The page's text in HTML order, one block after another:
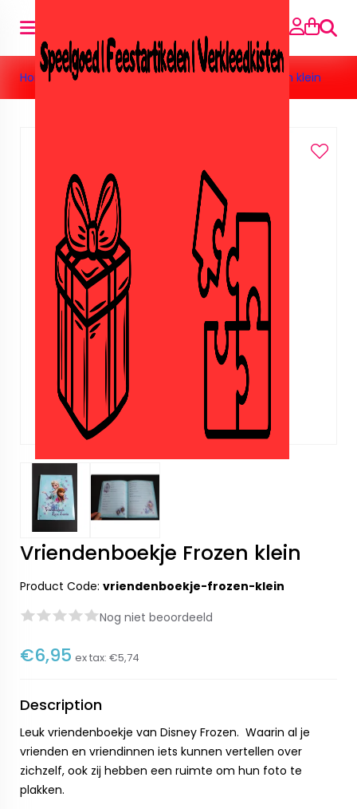
Search
Home » Vriendenboekjes» Vriendenboekje Frozen klein
Vriendenboekje Frozen klein
Product Code: vriendenboekje-frozen-klein
Nog niet beoordeeld
€6,95 ex tax: €5,74
Description
Leuk vriendenboekje van Disney Frozen. Waarin al je
vrienden en vriendinnen iets kunnen vertellen over
zichzelf, ook zij hebben een ruimte om hun foto te
plakken.